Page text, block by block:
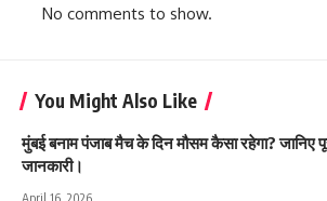
No comments to show.
You Might Also Like
मुंबई बनाम पंजाब मैच के दिन मौसम कैसा रहेगा? जानिए
जानकारी।